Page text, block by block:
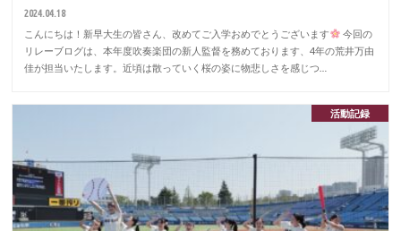
2024.04.18
こんにちは！新早大生の皆さん、改めてご入学おめでとうございます
今回の
リレーブログは、本年度吹奏楽団の新人監督を務めております、4年の荒井万由
佳が担当いたします。近頃は散っていく桜の姿に物悲しさを感じつ…
活動記録